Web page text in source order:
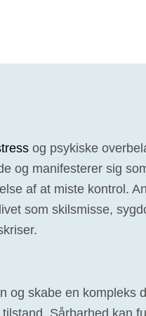
og psykiske
og manifesterer sig
af at miste kontrol.
som skilsmisse,
og skabe en kompleks
Sårbarhed kan